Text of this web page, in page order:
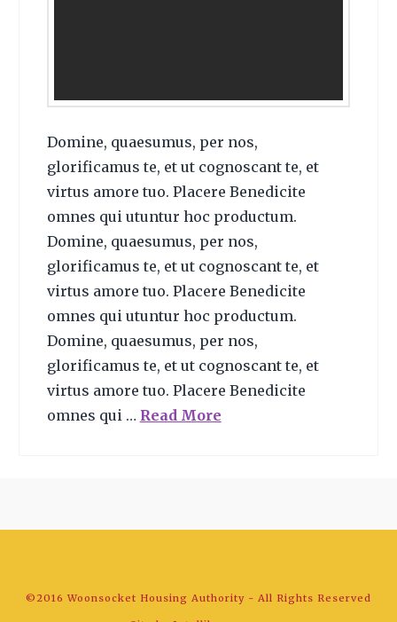
Domine, quaesumus, per nos,
glorificamus te, et ut cognoscant te, et
virtus amore tuo. Placere Benedicite
omnes qui utuntur hoc productum.
Domine, quaesumus, per nos,
glorificamus te, et ut cognoscant te, et
virtus amore tuo. Placere Benedicite
omnes qui utuntur hoc productum.
Domine, quaesumus, per nos,
glorificamus te, et ut cognoscant te, et
virtus amore tuo. Placere Benedicite
omnes qui … Read More
©2016 Woonsocket Housing Authority - All Rights Reserved